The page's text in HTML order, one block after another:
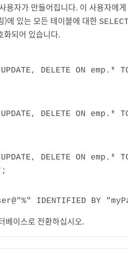
용자가 만들어집니다. 이 사용자에
)에 있는 모든 테이블에 대한 SELECT
되어 있습니다.
DELETE ON emp.*
DELETE ON emp.*
DELETE ON emp.*
IDENTIFIED BY
베이스로 전환하십시오.